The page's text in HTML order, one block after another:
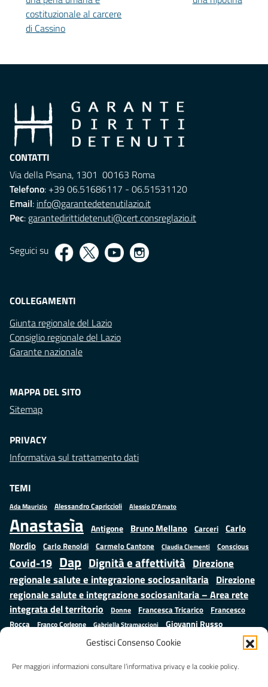
Gestisci Consenso Cookie
Per maggiori informazioni consultare l’informativa privacy e la cookie policy.
costituzionale al carcere
di Cassino
CONTATTI
Via della Pisana, 1301 00163 Roma
Telefono: +39 06.51686117 - 06.51531120
Email: info@garantedetenutilazio.it
Pec: garantedirittidetenuti@cert.consreglazio.it
Seguici su
COLLEGAMENTI
Giunta regionale del Lazio
Consiglio regionale del Lazio
Garante nazionale
MAPPA DEL SITO
Sitemap
PRIVACY
Informativa sul trattamento dati
TEMI
Ada Maurizio Alessandro Capriccioli Alessio D'Amato
Anastasìa Antigone Bruno Mellano Carceri
Carlo
Nordio Carlo Renoldi Carmelo Cantone Claudia Clementi Conscious
Covid-19 Dap Dignità e affettività Direzione
regionale salute e integrazione sociosanitaria Direzione
regionale salute e integrazione sociosanitaria – Area rete
integrata del territorio
Donne Francesca Tricarico
Francesco
Rocca
Franco Corleone Gabriella Stramaccioni Giovanni Russo
Giuseppe Emanuele Cangemi Istruzione e cultura
Mauro
Palma ministero della Giustizia Minori Misure